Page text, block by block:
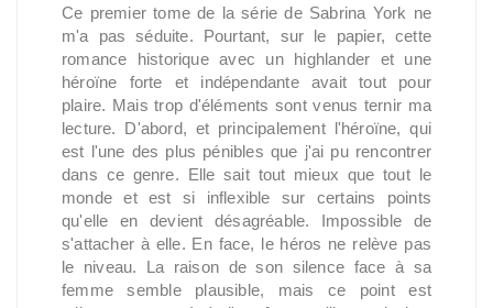
Ce premier tome de la série de Sabrina York ne
m'a pas séduite. Pourtant, sur le papier, cette
romance historique avec un highlander et une
héroïne forte et indépendante avait tout pour
plaire. Mais trop d'éléments sont venus ternir ma
lecture. D'abord, et principalement l'héroïne, qui
est l'une des plus pénibles que j'ai pu rencontrer
dans ce genre. Elle sait tout mieux que tout le
monde et est si inflexible sur certains points
qu'elle en devient désagréable. Impossible de
s'attacher à elle. En face, le héros ne relève pas
le niveau. La raison de son silence face à sa
femme semble plausible, mais ce point est